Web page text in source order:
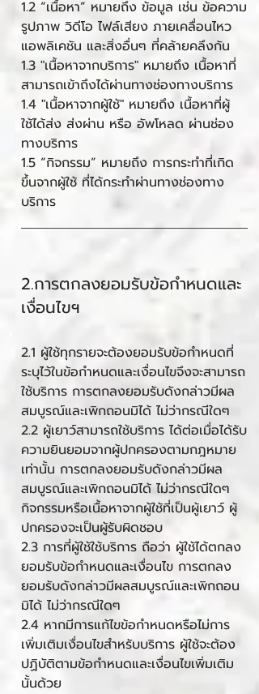
1.2 “เนื้อหา” หมายถึง ข้อมูล เช่น ข้อความ
รูปภาพ วิดีโอ ไฟล์เสียง ภายเคลื่อนไหว
แอพลิเคชัน และสิ่งอื่นๆ ที่คล้ายคลึงกัน
1.3 "เนื้อหาจากบริการ" หมายถึง เนื้อหาที่
สามารถเข้าถึงได้ผ่านทางช่องทางบริการ
1.4 "เนื้อหาจากผู้ใช้" หมายถึง เนื้อหาที่ผู้
ใช้ได้ส่ง ส่งผ่าน หรือ อัพโหลด ผ่านช่อง
ทางบริการ
1.5 “กิจกรรม” หมายถึง การกระทำที่เกิด
ขึ้นจากผู้ใช้ ที่ได้กระทำผ่านทางช่องทาง
บริการ
2.การตกลงยอมรับข้อกำหนดและ
เงื่อนไขฯ
2.1 ผู้ใช้ทุกรายจะต้องยอมรับข้อกำหนดที่
ระบุไว้ในข้อกำหนดและเงื่อนไขจึงจะสามารถ
ใช้บริการ การตกลงยอมรับดังกล่าวมีผล
สมบูรณ์และเพิกถอนมิได้ ไม่ว่ากรณีใดๆ
2.2 ผู้เยาว์สามารถใช้บริการ ได้ต่อเมื่อได้รับ
ความยินยอมจากผู้ปกครองตามกฎหมาย
เท่านั้น การตกลงยอมรับดังกล่าวมีผล
สมบูรณ์และเพิกถอนมิได้ ไม่ว่ากรณีใดๆ
กิจกรรมหรือเนื้อหาจากผู้ใช้ที่เป็นผู้เยาว์ ผู้
ปกครองจะเป็นผู้รับผิดชอบ
2.3 การที่ผู้ใช้ใช้บริการ ถือว่า ผู้ใช้ได้ตกลง
ยอมรับข้อกำหนดและเงื่อนไข การตกลง
ยอมรับดังกล่าวมีผลสมบูรณ์และเพิกถอน
มิได้ ไม่ว่ากรณีใดๆ
2.4 หากมีการแก้ไขข้อกำหนดหรือไม่การ
เพิ่มเติมเงื่อนไขสำหรับบริการ ผู้ใช้จะต้อง
ปฏิบัติตามข้อกำหนดและเงื่อนไขเพิ่มเติม
นั้นด้วย